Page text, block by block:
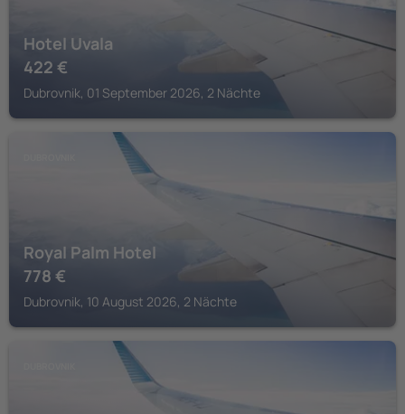
Hotel Uvala
422 €
Dubrovnik, 01 September 2026, 2 Nächte
Royal Palm Hotel
778 €
Dubrovnik, 10 August 2026, 2 Nächte